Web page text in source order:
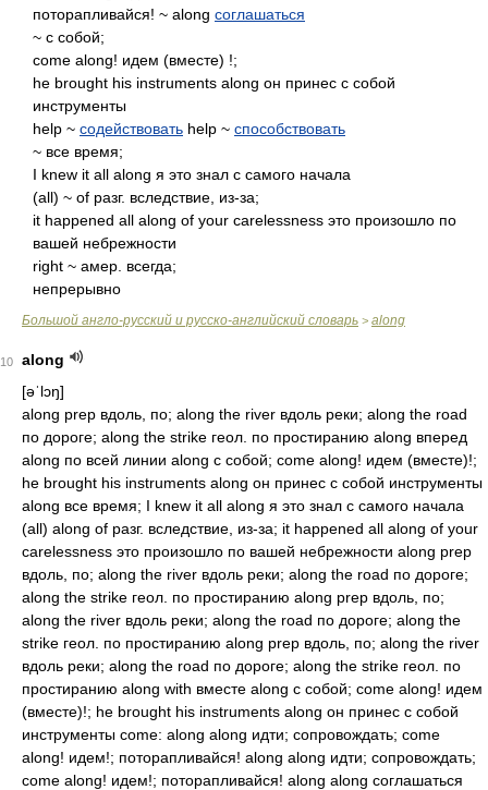
поторапливайся! ~ along соглашаться
~ с собой;
come along! идем (вместе) !;
he brought his instruments along он принес с собой
инструменты
help ~ содействовать help ~ способствовать
~ все время;
I knew it all along я это знал с самого начала
(all) ~ of разг. вследствие, из-за;
it happened all along of your carelessness это произошло по
вашей небрежности
right ~ амер. всегда;
непрерывно
Большой англо-русский и русско-английский словарь > along
10
along
[əˈlɔŋ]
along prep вдоль, по; along the river вдоль реки; along the road
по дороге; along the strike геол. по простиранию along вперед
along по всей линии along с собой; come along! идем (вместе)!;
he brought his instruments along он принес с собой инструменты
along все время; I knew it all along я это знал с самого начала
(all) along of разг. вследствие, из-за; it happened all along of your
carelessness это произошло по вашей небрежности along prep
вдоль, по; along the river вдоль реки; along the road по дороге;
along the strike геол. по простиранию along prep вдоль, по;
along the river вдоль реки; along the road по дороге; along the
strike геол. по простиранию along prep вдоль, по; along the river
вдоль реки; along the road по дороге; along the strike геол. по
простиранию along with вместе along с собой; come along! идем
(вместе)!; he brought his instruments along он принес с собой
инструменты come: along along идти; сопровождать; come
along! идем!; поторапливайся! along along идти; сопровождать;
come along! идем!; поторапливайся! along along соглашаться